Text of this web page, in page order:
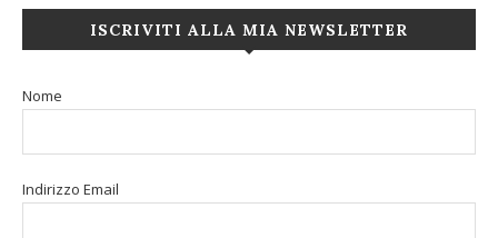
ISCRIVITI ALLA MIA NEWSLETTER
Nome
Indirizzo Email